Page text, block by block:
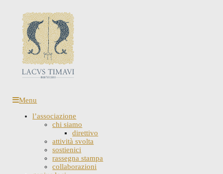
Menu
l’associazione
chi siamo
direttivo
attività svolta
sostienici
rassegna stampa
collaborazioni